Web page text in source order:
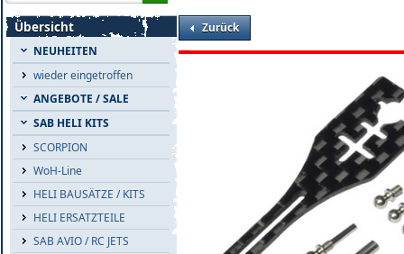
Übersicht
NEUHEITEN
wieder eingetroffen
ANGEBOTE / SALE
SAB HELI KITS
SCORPION
WoH-Line
HELI BAUSÄTZE / KITS
HELI ERSATZTEILE
SAB AVIO / RC JETS
Zurück